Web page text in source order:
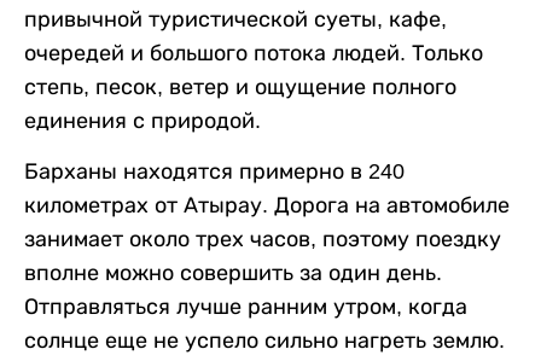
привычной туристической суеты, кафе,
очередей и большого потока людей. Только
степь, песок, ветер и ощущение полного
единения с природой.
Барханы находятся примерно в 240
километрах от Атырау. Дорога на автомобиле
занимает около трех часов, поэтому поездку
вполне можно совершить за один день.
Отправляться лучше ранним утром, когда
солнце еще не успело сильно нагреть землю.